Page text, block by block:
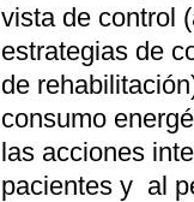
vista de control
estrategias de
de
consumo
las acciones
pacientes y al